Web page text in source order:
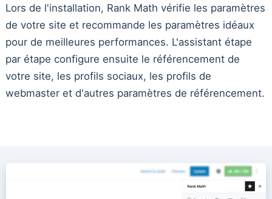
Lors de l'installation, Rank Math vérifie les paramètres
de votre site et recommande les paramètres idéaux
pour de meilleures performances. L'assistant étape
par étape configure ensuite le référencement de
votre site, les profils sociaux, les profils de
webmaster et d'autres paramètres de référencement.